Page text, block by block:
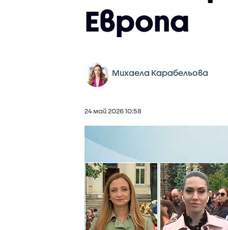
Европа
Михаела Карабельова
24 май 2026 10:58